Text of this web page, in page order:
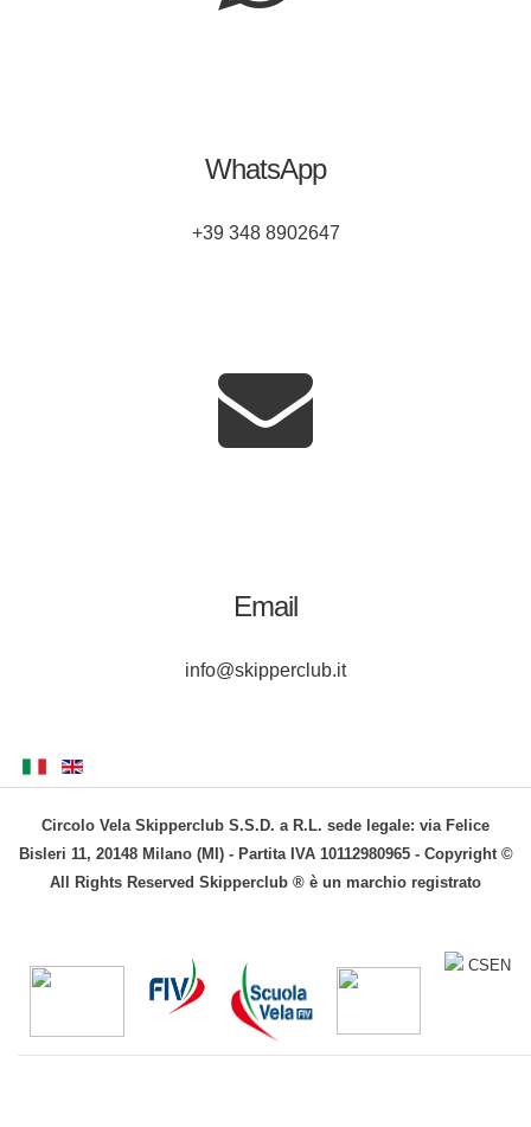
WhatsApp
+39 348 8902647
Email
info@skipperclub.it
Circolo Vela Skipperclub S.S.D. a R.L. sede legale: via Felice
Bisleri 11, 20148 Milano (MI) - Partita IVA 10112980965 - Copyright ©
All Rights Reserved Skipperclub ® è un marchio registrato